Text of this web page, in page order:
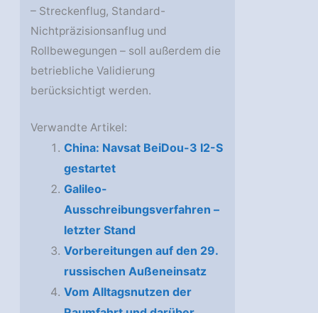
– Streckenflug, Standard-
Nichtpräzisionsanflug und
Rollbewegungen – soll außerdem die
betriebliche Validierung
berücksichtigt werden.
Verwandte Artikel:
China: Navsat BeiDou-3 I2-S
gestartet
Galileo-
Ausschreibungsverfahren –
letzter Stand
Vorbereitungen auf den 29.
russischen Außeneinsatz
Vom Alltagsnutzen der